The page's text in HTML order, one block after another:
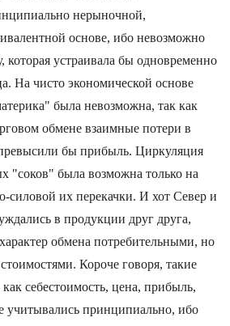
нерыночной,
основе, ибо невозможно
которая устраивала бы одновременно
На чисто экономической основе
была невозможна, так как
обмене взаимные потери в
бы прибыль. Циркуляция
"соков" была возможна только на
силовой их перекачки. И хот Север и
в продукции друг друга,
обмена потребительными, но
Короче говоря, такие
себестоимость, цена, прибыль,
учитывались принципиально, ибо